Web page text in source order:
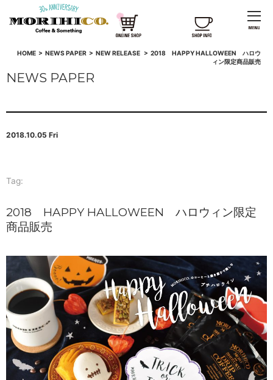
HOME> NEWS PAPER> NEW RELEASE > 2018 HAPPY HALLOWEEN ハロウ
ィン限定商品販売
NEWS PAPER
2018.10.05 Fri
Tag:
2018 HAPPY HALLOWEEN ハロウィン限定
商品販売